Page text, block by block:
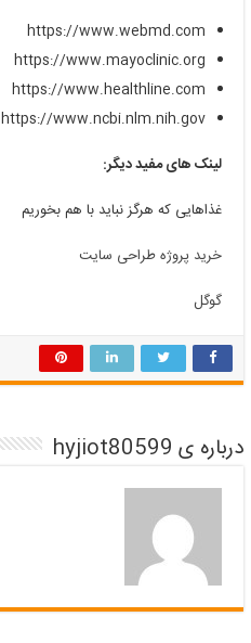
https://www.webmd.com
https://www.mayoclinic.org
https://www.healthline.com
https://www.ncbi.nlm.nih.gov
لینک های مفید دیگر:
غذاهایی که هرگز نباید با هم بخوریم
خرید پروژه طراحی سایت
گوگل
درباره ی hyjiot80599